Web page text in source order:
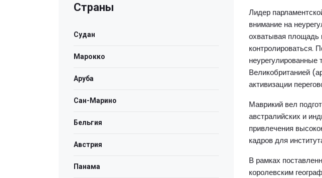
Лидер
внимание на
охватывая площадь
контролироваться.
Великобританией
активизации
Маврикий вел
австралийских и
привлечения
кадров для
В рамках
королевским
Страны
Судан
Марокко
Аруба
Сан-Марино
Бельгия
Австрия
Панама